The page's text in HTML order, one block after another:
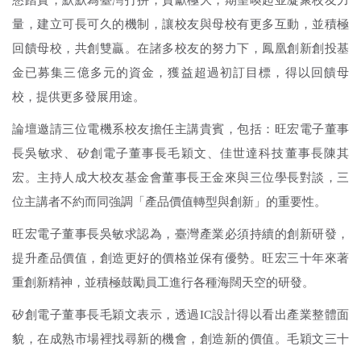
數位課程
醫療聯盟
永續專區
淨零碳排
法規規章
智權服務
常見問題
量，建立可長可久的機制，讓校友與母校有更多互動，並積極
回饋母校，共創雙贏。在諸多校友的努力下，鳳凰創新創投基
金已募集三億多元的資金，獲益超過初訂目標，得以回饋母
校，提供更多發展用途。
論壇邀請三位電機系校友擔任主講貴賓，包括：旺宏電子董事
長吳敏求、矽創電子董事長毛穎文、佳世達科技董事長陳其
宏。主持人成大校友基金會董事長王金來與三位學長對談，三
位主講者不約而同強調「產品價值轉型與創新」的重要性。
旺宏電子董事長吳敏求認為，臺灣產業必須持續的創新研發，
提升產品價值，創造更好的價格並保有優勢。旺宏三十年來著
重創新精神，並積極鼓勵員工進行各種海闊天空的研發。
矽創電子董事長毛穎文表示，透過IC設計得以看出產業整體面
貌，在成熟市場裡找尋新的機會，創造新的價值。毛穎文三十